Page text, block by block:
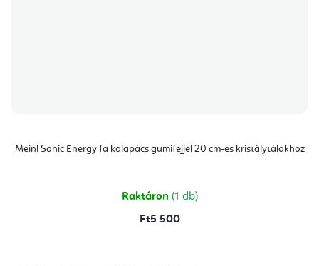
Meinl Sonic Energy fa kalapács gumifejjel 20 cm-es kristálytálakhoz
Raktáron (1 db)
Ft5 500